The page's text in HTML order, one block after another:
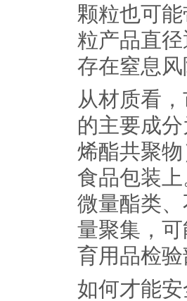
颗粒也可
粒产品直
存在窒息风
从材质看
的主要成
烯酯共聚
食品包装
微量酯类
量聚集，
育用品检
如何才能